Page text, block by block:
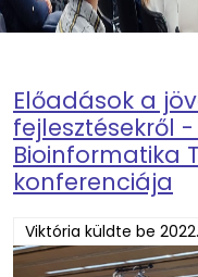
Előadások a
fejlesztésekről
Bioinformatika
konferenciája
Viktória küldte be